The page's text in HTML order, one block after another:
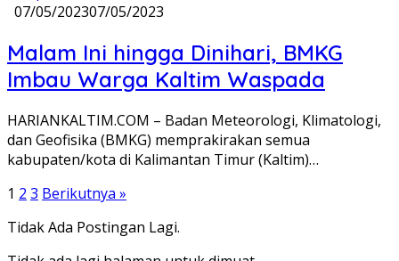
07/05/202307/05/2023
Malam Ini hingga Dinihari, BMKG
Imbau Warga Kaltim Waspada
HARIANKALTIM.COM – Badan Meteorologi, Klimatologi,
dan Geofisika (BMKG) memprakirakan semua
kabupaten/kota di Kalimantan Timur (Kaltim)…
Paginasi
pos
1 2 3 Berikutnya »
Tidak Ada Postingan Lagi.